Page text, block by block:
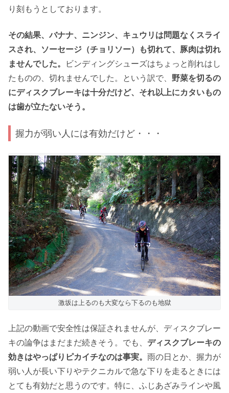
り刻もうとしております。
その結果、バナナ、ニンジン、キュウリは問題なくスライ
スされ、ソーセージ（チョリソー）も切れて、豚肉は切れ
ませんでした。
ビンディングシューズはちょっと削れはし
たものの、切れませんでした。という訳で、 野菜を切るの
にディスクブレーキは十分だけど、それ以上にカタいもの
は歯が立たないそう。
握力が弱い人には有効だけど・・・
激坂は上るのも大変なら下るのも地獄
上記の動画で安全性は保証されませんが、ディスクブレー
キの論争はまだまだ続きそう。でも、 ディスクブレーキの
効きはやっぱりピカイチなのは事実。 雨の日とか、握力が
弱い人が長い下りやテクニカルで急な下りを走るときには
とても有効だと思うのです。特に、ふじあざみラインや風